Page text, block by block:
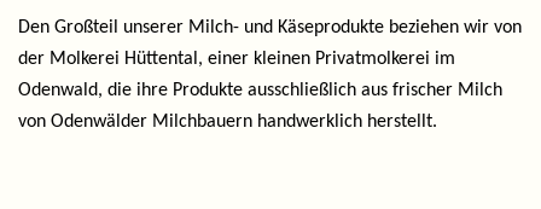
Den Großteil unserer Milch- und Käseprodukte beziehen wir von
der Molkerei Hüttental, einer kleinen Privatmolkerei im
Odenwald, die ihre Produkte ausschließlich aus frischer Milch
von Odenwälder Milchbauern handwerklich herstellt.